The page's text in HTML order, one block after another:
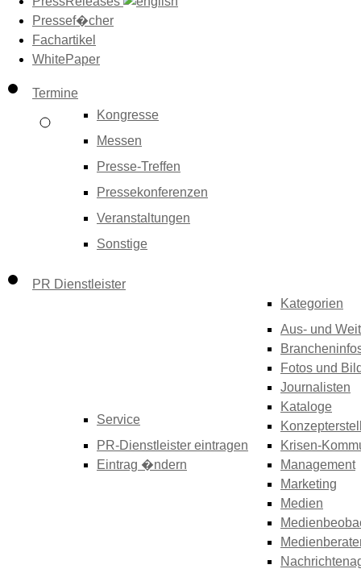
Pressef�cher
Fachartikel
WhitePaper
Termine
Kongresse
Messen
Presse-Treffen
Pressekonferenzen
Veranstaltungen
Sonstige
PR Dienstleister
Service
PR-Dienstleister eintragen
Eintrag �ndern
Kategorien
Aus- und
Fotos und
Journalisten
Kataloge
Krisen-
Management
Marketing
Medien